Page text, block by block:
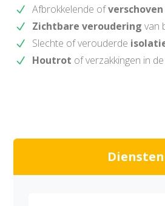
Afbrokkelende ofverschoven
Zichtbare veroudering van
Slechte of verouderde
Houtrot of verzakkingen in
Diensten